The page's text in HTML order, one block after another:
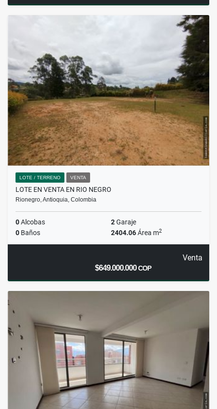
LOTE / TERRENO VENTA
LOTE EN VENTA EN RIO NEGRO
Rionegro, Antioquia, Colombia
0Alcobas 2Garaje
0 Baños 2404.06Área m2
Venta
$649.000.000COP